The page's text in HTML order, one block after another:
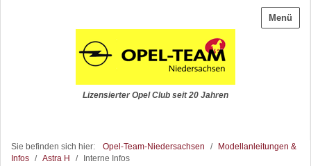
Menü
Lizensierter Opel Club seit 20 Jahren
Sie befinden sich hier: Opel-Team-Niedersachsen /
Modellanleitungen &
Infos
/ Astra H / Interne Infos